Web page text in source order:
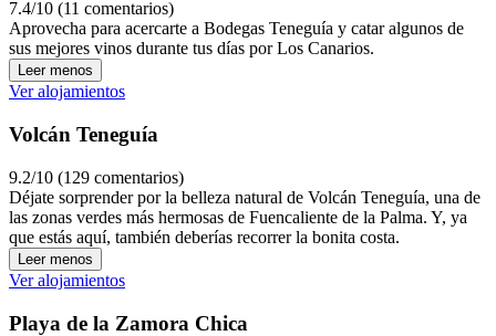
7.4/10 (11 comentarios)
Aprovecha para acercarte a Bodegas Teneguía y catar algunos de
sus mejores vinos durante tus días por Los Canarios.
Leer menos
Ver alojamientos
Volcán Teneguía
9.2/10 (129 comentarios)
Déjate sorprender por la belleza natural de Volcán Teneguía, una de
las zonas verdes más hermosas de Fuencaliente de la Palma. Y, ya
que estás aquí, también deberías recorrer la bonita costa.
Leer menos
Ver alojamientos
Playa de la Zamora Chica